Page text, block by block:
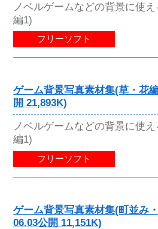
ノベルゲームなどの背景に使
編1)
フリーソフト
ゲーム背景写真素材集(草・花
開 21,893K)
ノベルゲームなどの背景に使
編1)
フリーソフト
ゲーム背景写真素材集(町並み
06.03公開 11,151K)